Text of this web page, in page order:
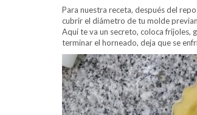
Para nuestra receta, después del
cubrir el diámetro de tu molde
Aquí te va un secreto, coloca frijoles,
terminar el horneado, deja que se